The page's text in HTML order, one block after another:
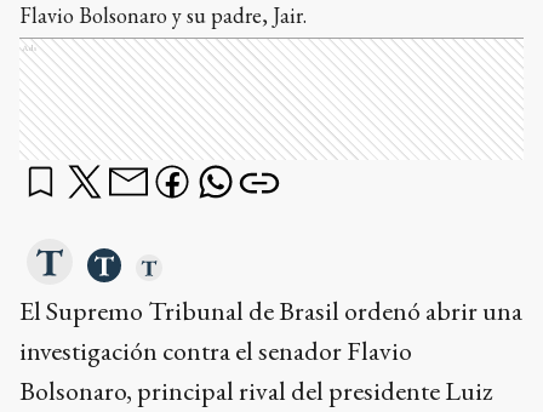
Flavio Bolsonaro y su padre, Jair.
Ads
El Supremo Tribunal de Brasil ordenó abrir una
investigación contra el senador Flavio
Bolsonaro, principal rival del presidente Luiz